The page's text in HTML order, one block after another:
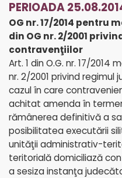
PERIOADA
OG nr. 17/2014 pentru
din OG nr. 2/2001
contravenţiilor
Art. 1 din O.G. nr. 17/2014
nr. 2/2001 privind regimul
cazul în care
achitat amenda în
rămânerea definitivă a
posibilitatea executării
unităţii administrativ-
teritorială domiciliază
a sesiza instanţa